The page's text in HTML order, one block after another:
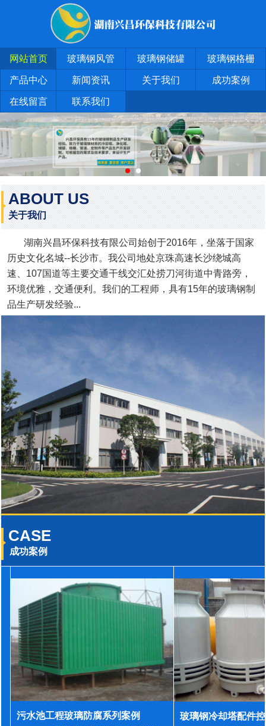
网站首页 玻璃钢风管 玻璃钢储罐 玻璃钢格栅
产品中心 新闻资讯 关于我们 成功案例
在线留言 联系我们
ABOUT US
关于我们
湖南兴昌环保科技有限公司始创于2016年，坐落于国家
历史文化名城--长沙市。我公司地处京珠高速长沙绕城高
速、107国道等主要交通干线交汇处捞刀河街道中青路旁，
环境优雅，交通便利。我们的工程师，具有15年的玻璃钢制
品生产研发经验...
CASE
成功案例
污水池工程玻璃防腐系列案例